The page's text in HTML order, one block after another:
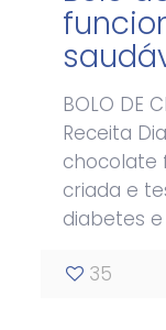
BOLO DE
Receita
chocolate
criada e
diabetes
35